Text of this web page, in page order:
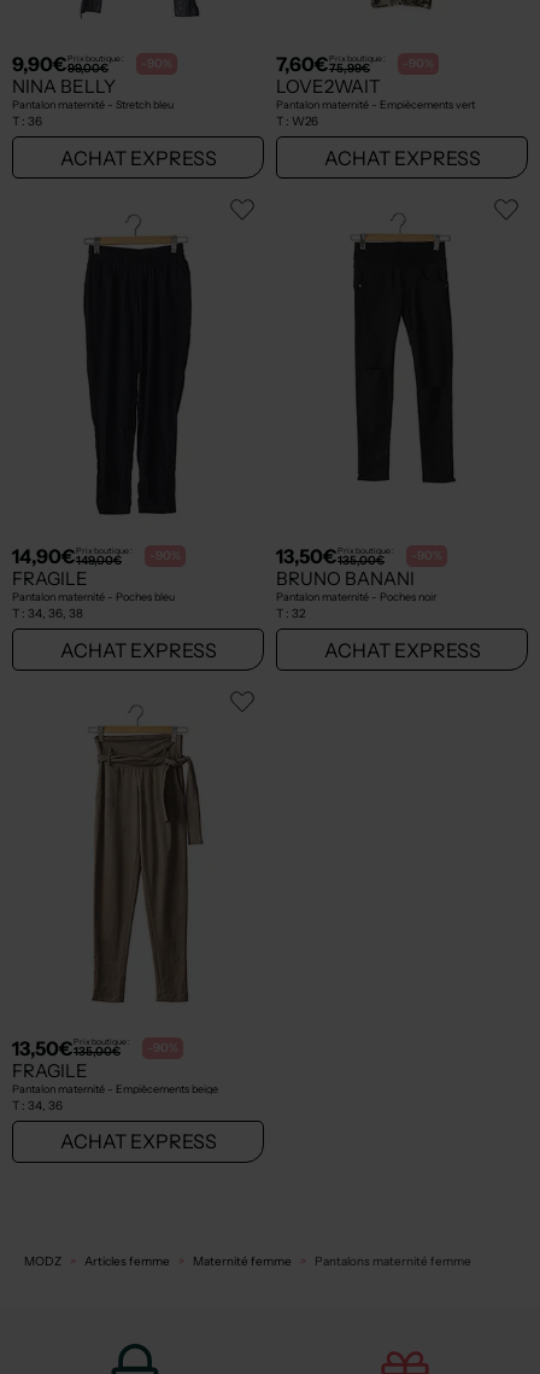
9,90€Prix boutique :
99,00€ -90%
NINA BELLY
Pantalon maternité - Stretch bleu
T : 36
ACHAT EXPRESS
7,60€Prix boutique :
75,99€ -90%
LOVE2WAIT
Pantalon maternité - Empiècements vert
T : W26
ACHAT EXPRESS
14,90€Prix boutique :
149,00€ -90%
FRAGILE
Pantalon maternité - Poches bleu
T : 34, 36, 38
ACHAT EXPRESS
13,50€Prix boutique :
135,00€ -90%
BRUNO BANANI
Pantalon maternité - Poches noir
T : 32
ACHAT EXPRESS
13,50€Prix boutique :
135,00€ -90%
FRAGILE
Pantalon maternité - Empiècements beige
T : 34, 36
ACHAT EXPRESS
MODZ Articles femme Maternité femme Pantalons maternité femme